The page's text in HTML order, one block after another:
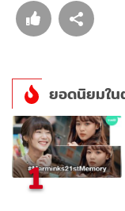
ยอดนิยมใ
1